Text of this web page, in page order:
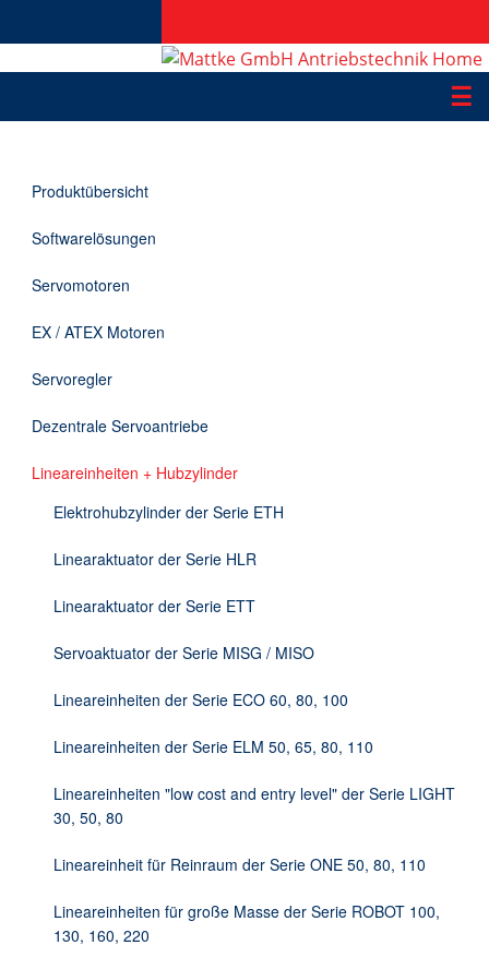
☰
Applikationen
Informationen
Downloads
Kontakt
Produktübersicht
Softwarelösungen
Servomotoren
EX / ATEX Motoren
Servoregler
Dezentrale Servoantriebe
Lineareinheiten + Hubzylinder
Elektrohubzylinder der Serie ETH
Linearaktuator der Serie HLR
Linearaktuator der Serie ETT
Servoaktuator der Serie MISG / MISO
Lineareinheiten der Serie ECO 60, 80, 100
Lineareinheiten der Serie ELM 50, 65, 80, 110
Lineareinheiten "low cost and entry level" der Serie LIGHT
30, 50, 80
Lineareinheit für Reinraum der Serie ONE 50, 80, 110
Lineareinheiten für große Masse der Serie ROBOT 100,
130, 160, 220